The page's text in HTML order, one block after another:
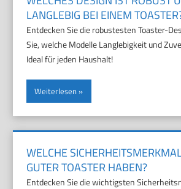
LANGLEBIG BEI EINEM
Entdecken Sie die robustesten Toaster-
Sie, welche Modelle Langlebigkeit und
Ideal für jeden Haushalt!
Weiterlesen
WELCHE
GUTER TOASTER HABEN?
Entdecken Sie die wichtigsten